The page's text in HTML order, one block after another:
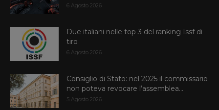
6 Agosto 2026
Due italiani nelle top 3 del ranking Issf di
tiro
6 Agosto 2026
Consiglio di Stato: nel 2025 il commissario
non poteva revocare l’assemblea...
5 Agosto 2026